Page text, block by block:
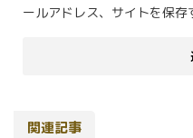
ールアドレス、サイトを保存
関連記事